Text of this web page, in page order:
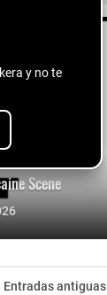
y no te
Scene
Entradas antiguas